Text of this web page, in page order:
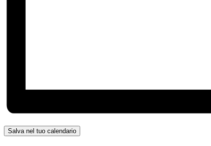
Salva nel tuo calendario